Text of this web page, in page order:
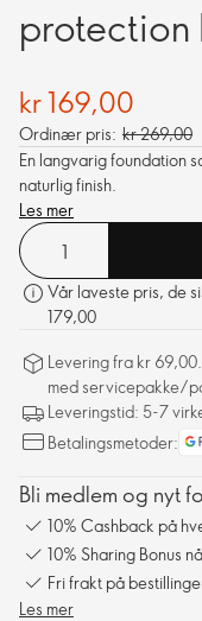
protection
kr 169,00
Ordinær pris: kr 269,00
En langvarig foundation
naturlig finish.
Les mer
Vår laveste pris, de
179,00
Levering fra kr
med servicepakke/
Leveringstid: 5-7
Betalingsmetoder:
Bli medlem og nyt
10% Cashback på
10% Sharing Bonus
Fri frakt på
Les mer